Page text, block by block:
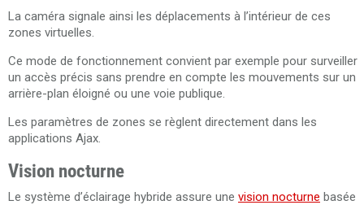
La caméra signale ainsi les déplacements à l’intérieur de ces
zones virtuelles.
Ce mode de fonctionnement convient par exemple pour surveiller
un accès précis sans prendre en compte les mouvements sur un
arrière-plan éloigné ou une voie publique.
Les paramètres de zones se règlent directement dans les
applications Ajax.
Vision nocturne
Le système d’éclairage hybride assure une vision nocturne basée